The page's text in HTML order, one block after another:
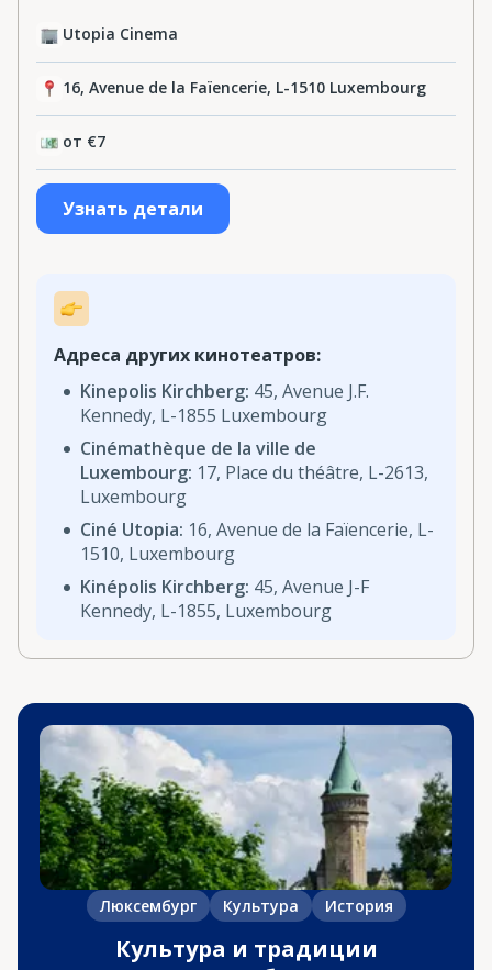
Utopia Cinema
16, Avenue de la Faïencerie, L-1510 Luxembourg
от €7
Узнать детали
Адреса других кинотеатров:
Kinepolis Kirchberg: 45, Avenue J.F.
Kennedy, L-1855 Luxembourg
Cinémathèque de la ville de
Luxembourg: 17, Place du théâtre, L-2613,
Luxembourg
Ciné Utopia: 16, Avenue de la Faïencerie, L-
1510, Luxembourg
Kinépolis Kirchberg: 45, Avenue J-F
Kennedy, L-1855, Luxembourg
Люксембург Культура История
Культура и традиции